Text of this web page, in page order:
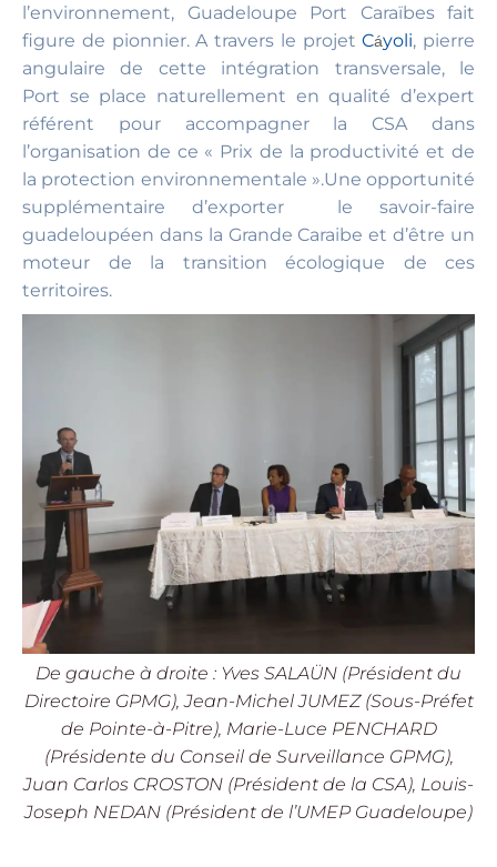
l’environnement, Guadeloupe Port Caraïbes fait
figure de pionnier. A travers le projetCáyoli, pierre
angulaire de cette intégration transversale, le
Port se place naturellement en qualité d’expert
référent pour accompagner la CSA dans
l’organisation de ce « Prix de la productivité et de
la protection environnementale ».Une opportunité
supplémentaire d’exporter le savoir-faire
guadeloupéen dans la Grande Caraibe et d’être un
moteur de la transition écologique de ces
territoires.
De gauche à droite : Yves SALAÜN (Président du
Directoire GPMG), Jean-Michel JUMEZ (Sous-Préfet
de Pointe-à-Pitre), Marie-Luce PENCHARD
(Présidente du Conseil de Surveillance GPMG),
Juan Carlos CROSTON (Président de la CSA), Louis-
Joseph NEDAN (Président de l’UMEP Guadeloupe)